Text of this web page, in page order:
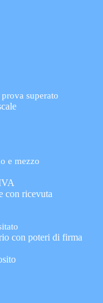
superato
e mezzo
con ricevuta
con poteri di firma